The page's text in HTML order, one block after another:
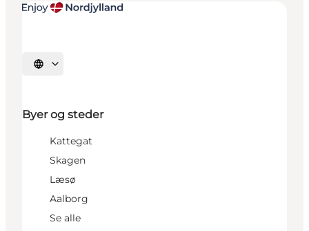
Vælg sprog
Byer og steder
Kattegat
Skagen
Læsø
Aalborg
Se alle